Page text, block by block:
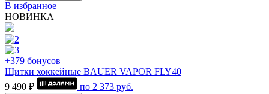
В избранное
НОВИНКА
+379 бонусов
Щитки хоккейные BAUER VAPOR FLY40
9 490 ₽
по 2 373 руб.